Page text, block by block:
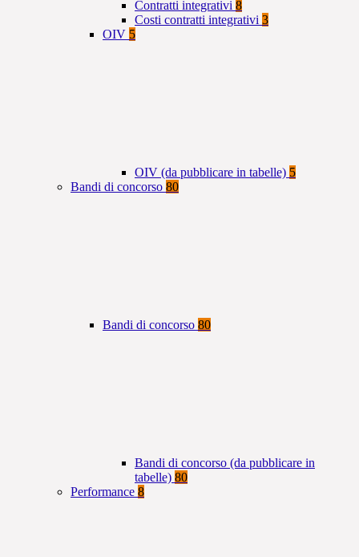
Contratti integrativi 8
Costi contratti integrativi 3
OIV 5
OIV (da pubblicare in tabelle) 5
Bandi di concorso 80
Bandi di concorso 80
Bandi di concorso (da pubblicare in
tabelle) 80
Performance 8